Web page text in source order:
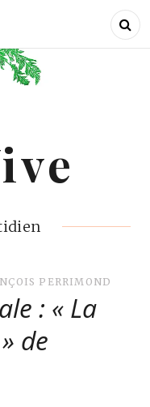
PERRIMOND
: « La
de